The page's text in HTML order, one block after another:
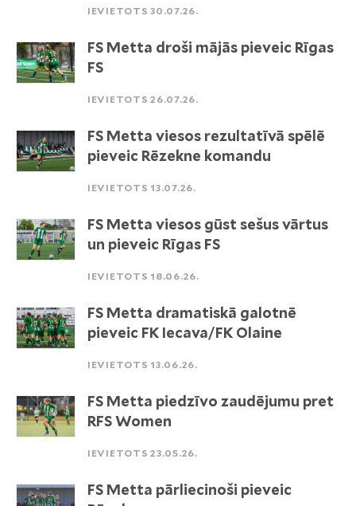
IEVIETOTS 30.07.26.
FS Metta droši mājās pieveic Rīgas
FS
IEVIETOTS 26.07.26.
FS Metta viesos rezultatīvā spēlē
pieveic Rēzekne komandu
IEVIETOTS 13.07.26.
FS Metta viesos gūst sešus vārtus
un pieveic Rīgas FS
IEVIETOTS 18.06.26.
FS Metta dramatiskā galotnē
pieveic FK Iecava/FK Olaine
IEVIETOTS 13.06.26.
FS Metta piedzīvo zaudējumu pret
RFS Women
IEVIETOTS 23.05.26.
FS Metta pārliecinoši pieveic